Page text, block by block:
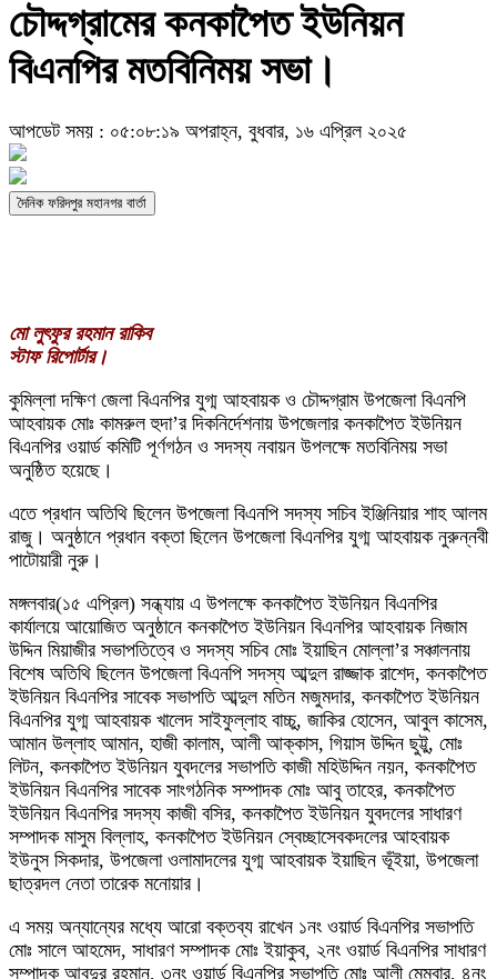
চৌদ্দগ্রামের কনকাপৈত ইউনিয়ন
বিএনপির মতবিনিময় সভা।
আপডেট সময় : ০৫:০৮:১৯ অপরাহ্ন, বুধবার, ১৬ এপ্রিল ২০২৫
দৈনিক ফরিদপুর মহানগর বার্তা
মো লুৎফুর রহমান রাকিব
স্টাফ রিপোর্টার।
কুমিল্লা দক্ষিণ জেলা বিএনপির যুগ্ম আহবায়ক ও চৌদ্দগ্রাম উপজেলা বিএনপি
আহবায়ক মোঃ কামরুল হুদা’র দিকনির্দেশনায় উপজেলার কনকাপৈত ইউনিয়ন
বিএনপির ওয়ার্ড কমিটি পূর্ণগঠন ও সদস্য নবায়ন উপলক্ষে মতবিনিময় সভা
অনুষ্ঠিত হয়েছে।
এতে প্রধান অতিথি ছিলেন উপজেলা বিএনপি সদস্য সচিব ইঞ্জিনিয়ার শাহ আলম
রাজু। অনুষ্ঠানে প্রধান বক্তা ছিলেন উপজেলা বিএনপির যুগ্ম আহবায়ক নুরুন্নবী
পাটোয়ারী নুরু।
মঙ্গলবার(১৫ এপ্রিল) সন্ধ্যায় এ উপলক্ষে কনকাপৈত ইউনিয়ন বিএনপির
কার্যালয়ে আয়োজিত অনুষ্ঠানে কনকাপৈত ইউনিয়ন বিএনপির আহবায়ক নিজাম
উদ্দিন মিয়াজীর সভাপতিত্বে ও সদস্য সচিব মোঃ ইয়াছিন মোল্লা’র সঞ্চালনায়
বিশেষ অতিথি ছিলেন উপজেলা বিএনপি সদস্য আব্দুল রাজ্জাক রাশেদ, কনকাপৈত
ইউনিয়ন বিএনপির সাবেক সভাপতি আব্দুল মতিন মজুমদার, কনকাপৈত ইউনিয়ন
বিএনপির যুগ্ম আহবায়ক খালেদ সাইফুল্লাহ বাচ্চু, জাকির হোসেন, আবুল কাসেম,
আমান উল্লাহ আমান, হাজী কালাম, আলী আক্কাস, গিয়াস উদ্দিন ছুট্টু, মোঃ
লিটন, কনকাপৈত ইউনিয়ন যুবদলের সভাপতি কাজী মহিউদ্দিন নয়ন, কনকাপৈত
ইউনিয়ন বিএনপির সাবেক সাংগঠনিক সম্পাদক মোঃ আবু তাহের, কনকাপৈত
ইউনিয়ন বিএনপির সদস্য কাজী বসির, কনকাপৈত ইউনিয়ন যুবদলের সাধারণ
সম্পাদক মাসুম বিল্লাহ, কনকাপৈত ইউনিয়ন স্বেচ্ছাসেবকদলের আহবায়ক
ইউনুস সিকদার, উপজেলা ওলামাদলের যুগ্ম আহবায়ক ইয়াছিন ভূঁইয়া, উপজেলা
ছাত্রদল নেতা তারেক মনোয়ার।
এ সময় অন্যান্যের মধ্যে আরো বক্তব্য রাখেন ১নং ওয়ার্ড বিএনপির সভাপতি
মোঃ সালে আহমেদ, সাধারণ সম্পাদক মোঃ ইয়াকুব, ২নং ওয়ার্ড বিএনপির সাধারণ
সম্পাদক আবদুর রহমান, ৩নং ওয়ার্ড বিএনপির সভাপতি মোঃ আলী মেম্বার, ৪নং